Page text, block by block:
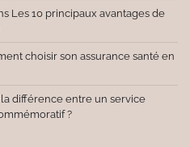
Les 10 principaux avantages de
choisir son assurance santé en
différence entre un service
?